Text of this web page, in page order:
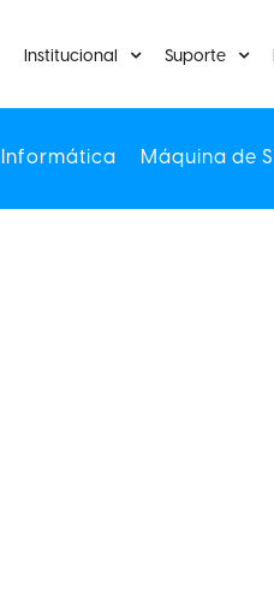
Institucional Suporte
Informática Máquina de